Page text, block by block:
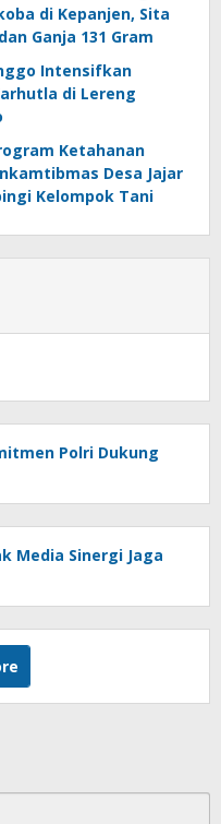
di Kepanjen, Sita
Ganja 131 Gram
Intensifkan
di Lereng
Ketahanan
Desa Jajar
Kelompok Tani
Polri Dukung
Media Sinergi Jaga